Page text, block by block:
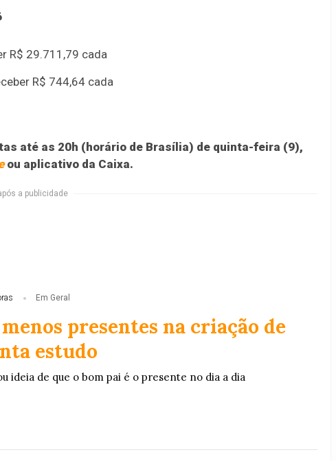
R$ 29.711,79 cada
R$ 744,64 cada
até as 20h (horário de Brasília) de quinta-feira (9),
ou aplicativo da Caixa.
a publicidade
Em Geral
presentes na criação de
estudo
ideia de que o bom pai é o presente no dia a dia